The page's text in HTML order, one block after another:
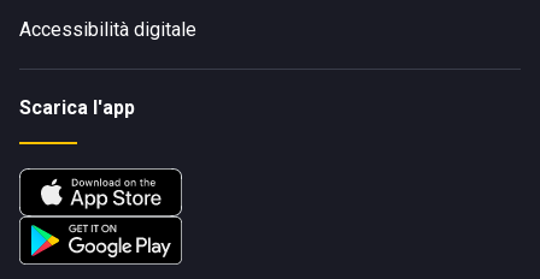
Accessibilità digitale
Scarica l'app